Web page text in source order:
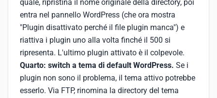
quale, ripristina il nome originale della directory, poi
entra nel pannello WordPress (che ora mostra
"Plugin disattivato perché il file plugin manca") e
riattiva i plugin uno alla volta finché il 500 si
ripresenta. L'ultimo plugin attivato è il colpevole.
Quarto: switch a tema di default WordPress. Se i
plugin non sono il problema, il tema attivo potrebbe
esserlo. Via FTP, rinomina la directory del tema